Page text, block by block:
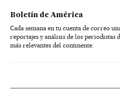
Boletín de América
Cada semana en tu cuenta de correo
reportajes y análisis de los periodistas
más relevantes del continente.